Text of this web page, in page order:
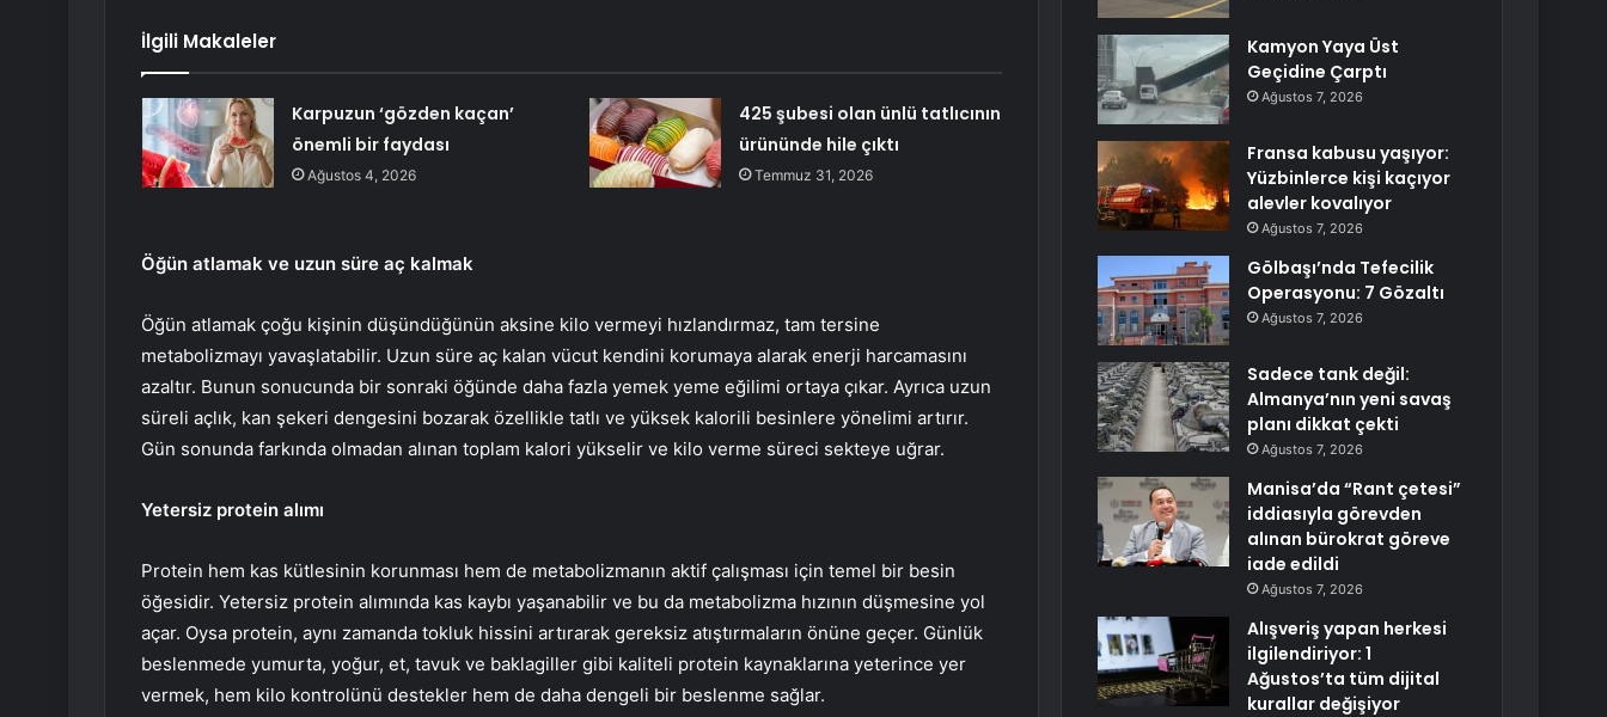
İlgili Makaleler
Karpuzun ‘gözden kaçan’
önemli bir faydası
Ağustos 4, 2026
425 şubesi olan ünlü tatlıcının
ürününde hile çıktı
Temmuz 31, 2026
Öğün atlamak ve uzun süre aç kalmak
Öğün atlamak çoğu kişinin düşündüğünün aksine kilo vermeyi hızlandırmaz, tam tersine
metabolizmayı yavaşlatabilir. Uzun süre aç kalan vücut kendini korumaya alarak enerji harcamasını
azaltır. Bunun sonucunda bir sonraki öğünde daha fazla yemek yeme eğilimi ortaya çıkar. Ayrıca uzun
süreli açlık, kan şekeri dengesini bozarak özellikle tatlı ve yüksek kalorili besinlere yönelimi artırır.
Gün sonunda farkında olmadan alınan toplam kalori yükselir ve kilo verme süreci sekteye uğrar.
Yetersiz protein alımı
Protein hem kas kütlesinin korunması hem de metabolizmanın aktif çalışması için temel bir besin
öğesidir. Yetersiz protein alımında kas kaybı yaşanabilir ve bu da metabolizma hızının düşmesine yol
açar. Oysa protein, aynı zamanda tokluk hissini artırarak gereksiz atıştırmaların önüne geçer. Günlük
beslenmede yumurta, yoğur, et, tavuk ve baklagiller gibi kaliteli protein kaynaklarına yeterince yer
vermek, hem kilo kontrolünü destekler hem de daha dengeli bir beslenme sağlar.
Kamyon Yaya Üst
Geçidine Çarptı
Ağustos 7, 2026
Fransa kabusu yaşıyor:
Yüzbinlerce kişi kaçıyor
alevler kovalıyor
Ağustos 7, 2026
Gölbaşı’nda Tefecilik
Operasyonu: 7 Gözaltı
Ağustos 7, 2026
Sadece tank değil:
Almanya’nın yeni savaş
planı dikkat çekti
Ağustos 7, 2026
Manisa’da “Rant çetesi”
iddiasıyla görevden
alınan bürokrat göreve
iade edildi
Ağustos 7, 2026
Alışveriş yapan herkesi
ilgilendiriyor: 1
Ağustos’ta tüm dijital
kurallar değişiyor